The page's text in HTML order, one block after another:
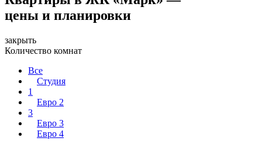
цены и планировки
закрыть
Количество комнат
Все
Студия
1
Евро 2
3
Евро 3
Евро 4